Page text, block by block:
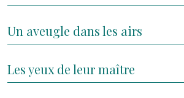
Un aveugle dans les airs
Les yeux de leur maître